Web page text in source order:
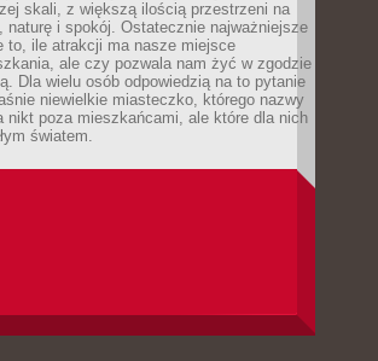
skali, z większą ilością przestrzeni na
naturę i spokój. Ostatecznie najważniejsze
to, ile atrakcji ma nasze miejsce
ale czy pozwala nam żyć w zgodzie
Dla wielu osób odpowiedzią na to pytanie
niewielkie miasteczko, którego nazwy
nikt poza mieszkańcami, ale które dla nich
światem.